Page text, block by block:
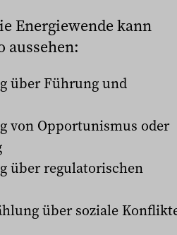
Energiewende kann
aussehen:
über Führung und
von Opportunismus oder
über regulatorischen
über soziale